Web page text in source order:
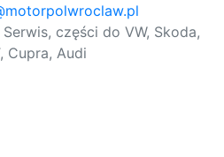
części do VW, Skoda,
Cupra, Audi